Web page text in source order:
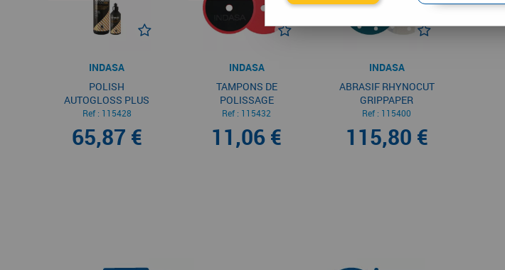
INDASA
POLISH
AUTOGLOSS PLUS
Ref : 115428
65,87 €
INDASA
TAMPONS DE
POLISSAGE
AUTOGLOSS
Ref : 115432
11,06 €
INDASA
ABRASIF RHYNOCUT
GRIPPAPER
Ref : 115400
115,80 €